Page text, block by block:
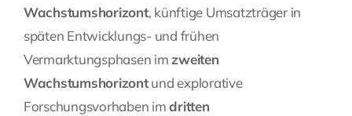
Wachstumshorizont, künftige Umsatzträger in
späten Entwicklungs- und frühen
Vermarktungsphasen imzweiten
Wachstumshorizontund explorative
Forschungsvorhaben imdritten